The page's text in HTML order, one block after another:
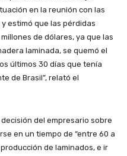
en la reunión con las
estimó que las pérdidas
de dólares, ya que las
laminada, se quemó el
últimos 30 días que tenía
de Brasil”, relató el
del empresario sobre
en un tiempo de “entre 60 a
de laminados, e ir